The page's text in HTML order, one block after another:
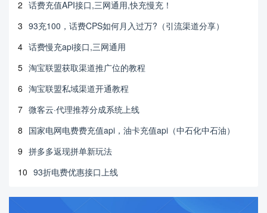
2 话费充值API接口,三网通用,快充慢充！
3 93充100，话费CPS如何月入过万?（引流渠道分享）
4 话费慢充api接口,三网通用
5 淘宝联盟获取渠道推广位的教程
6 淘宝联盟私域渠道开通教程
7 微客云·代理推荐分成系统上线
8 国家电网电费费充值api，油卡充值api（中石化中石油）
9 拼多多返现拼单新玩法
10 93折电费优惠接口上线